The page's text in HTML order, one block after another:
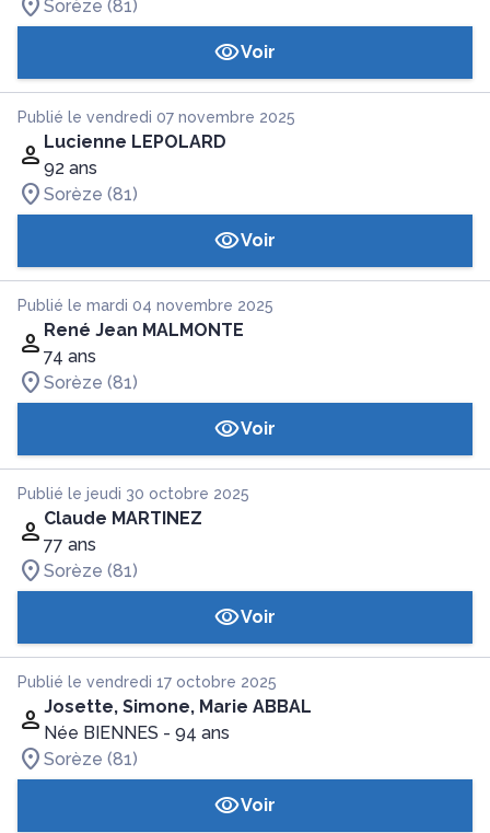
Sorèze (81)
Voir
Publié le vendredi 07 novembre 2025
Lucienne LEPOLARD
92 ans
Sorèze (81)
Voir
Publié le mardi 04 novembre 2025
René Jean MALMONTE
74 ans
Sorèze (81)
Voir
Publié le jeudi 30 octobre 2025
Claude MARTINEZ
77 ans
Sorèze (81)
Voir
Publié le vendredi 17 octobre 2025
Josette, Simone, Marie ABBAL
Née BIENNES - 94 ans
Sorèze (81)
Voir